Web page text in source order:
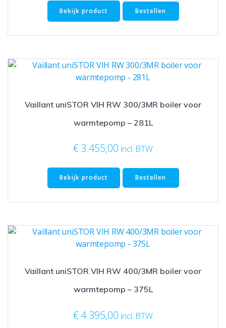
Bekijk product Bestellen
Vaillant uniSTOR VIH RW 300/3MR boiler voor
warmtepomp – 281L
€ 3.455,00 incl. BTW
Bekijk product Bestellen
Vaillant uniSTOR VIH RW 400/3MR boiler voor
warmtepomp – 375L
€ 4.395,00 incl. BTW